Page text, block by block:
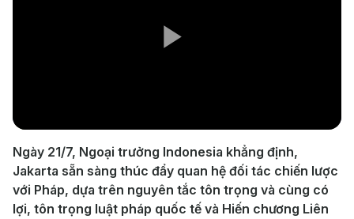
Video
Ngày 21/7, Ngoại trưởng Indonesia khẳng định,
Jakarta sẵn sàng thúc đẩy quan hệ đối tác chiến lược
với Pháp, dựa trên nguyên tắc tôn trọng và cùng có
lợi, tôn trọng luật pháp quốc tế và Hiến chương Liên